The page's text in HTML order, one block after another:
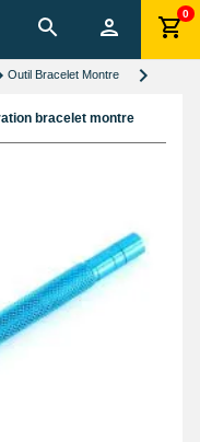
0
Outil Bracelet Montre
bracelet montre